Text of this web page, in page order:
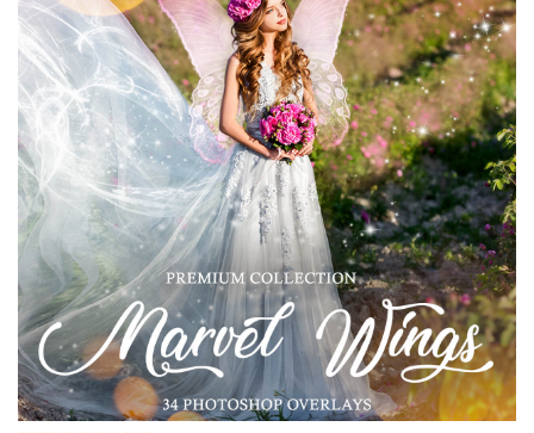
Proszę wybrać
Free Wings Overlay #14
Small 800*533px
Marvel Wings
(34 Overlays)